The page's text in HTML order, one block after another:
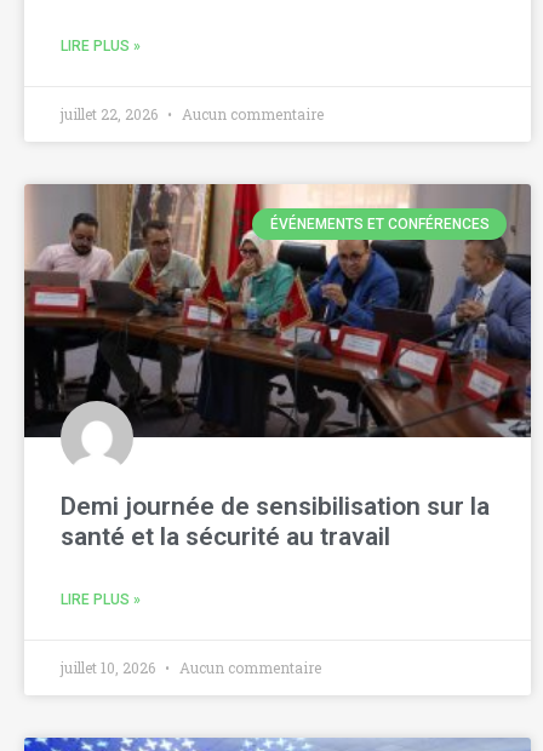
LIRE PLUS »
juillet 22, 2026 Aucun commentaire
ÉVÉNEMENTS ET CONFÉRENCES
Demi journée de sensibilisation sur la
santé et la sécurité au travail
LIRE PLUS »
juillet 10, 2026 Aucun commentaire